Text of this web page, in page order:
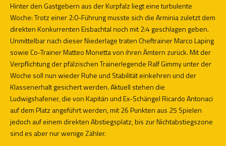
Hinter den Gastgebern aus der Kurpfalz liegt eine turbulente
Woche: Trotz einer 2:0-Führung musste sich die Arminia zuletzt dem
direkten Konkurrenten Eisbachtal noch mit 2:4 geschlagen geben.
Unmittelbar nach dieser Niederlage traten Cheftrainer Marco Laping
sowie Co-Trainer Matteo Monetta von ihren Ämtern zurück. Mit der
Verpflichtung der pfälzischen Trainerlegende Ralf Gimmy unter der
Woche soll nun wieder Ruhe und Stabilität einkehren und der
Klassenerhalt gesichert werden. Aktuell stehen die
Ludwigshafener, die von Kapitän und Ex-Schängel Ricardo Antonaci
auf dem Platz angeführt werden, mit 26 Punkten aus 25 Spielen
jedoch auf einem direkten Abstiegsplatz, bis zur Nichtabstiegszone
sind es aber nur wenige Zähler.